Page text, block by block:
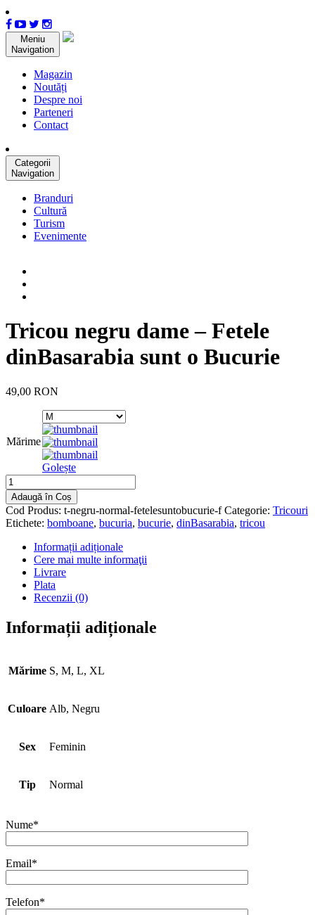
Meniu
Navigation
Magazin
Noutăți
Despre noi
Parteneri
Contact
Categorii
Navigation
Branduri
Cultură
Turism
Evenimente
Tricou negru dame – Fetele
dinBasarabia sunt o Bucurie
49,00 RON
Mărime
Golește
Adaugă în Coș
Cod Produs: t-negru-normal-fetelesuntobucurie-f Categorie: Tricouri
Etichete: bomboane, bucuria, bucurie, dinBasarabia, tricou
Informații adiționale
Cere mai multe informaţii
Livrare
Plata
Recenzii (0)
Informații adiționale
Mărime S, M, L, XL
Culoare Alb, Negru
Sex Feminin
Tip Normal
Nume*
Email*
Telefon*